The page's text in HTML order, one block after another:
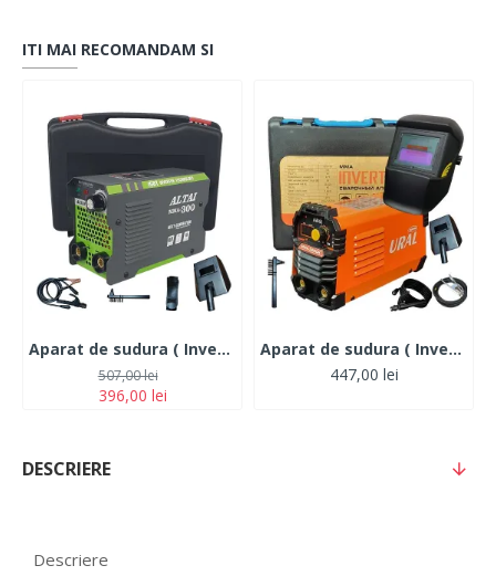
ITI MAI RECOMANDAM SI
Aparat de sudura ( Invertor ) ALTAI MMA 300 ah + Cutie transport
396,00 lei
507,00 lei
Aparat de sudura ( Invertor ) URAL/ALTAI MMA 325DK, 320Ah+Masca Automata, Accesorii Incluse,Cutie de Transport, Cabluri 3M
447,00 lei
DESCRIERE
Descriere